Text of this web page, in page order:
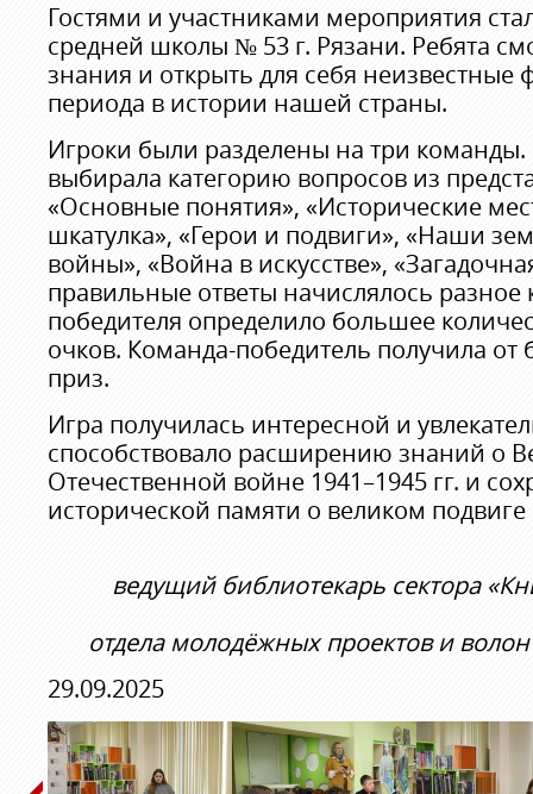
Гостями и участниками мероприятия
средней школы № 53 г. Рязани. Ребята
знания и открыть для себя неизвестные
периода в истории нашей страны.
Игроки были разделены на три
выбирала категорию вопросов из
«Основные понятия», «Исторические
шкатулка», «Герои и подвиги», «Наши
войны», «Война в искусстве»,
правильные ответы начислялось разное
победителя определило большее
очков. Команда-победитель получила
приз.
Игра получилась интересной и
способствовало расширению знаний о
Отечественной войне 1941–1945 гг. и
исторической памяти о великом
ведущий библиотекарь сектора
отдела молодёжных проектов и
29.09.2025